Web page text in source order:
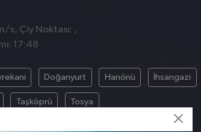
s, Çiy Noktası: ,
17:48
Doğanyurt Hanönü İhsangazi
Taşköprü Tosya